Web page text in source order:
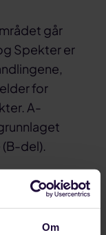
Om
går
Spekter er
for
A-
del).